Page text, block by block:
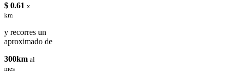
$ 0.61 x
km
y recorres un
aproximado de
300km al
mes